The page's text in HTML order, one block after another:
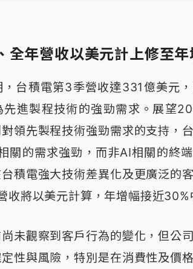
全年營收以美元計上修至
台積電第3季營收達331億美元
先進製程技術的強勁需求。展望
領先製程技術強勁需求的支持，
關的需求強勁，而非AI相關的終
積電強大技術差異化及更廣泛的
將以美元計算，年增幅接近30%
未觀察到客戶行為的變化，但公
性與風險，特別是在消費性及價